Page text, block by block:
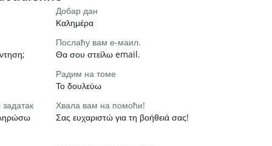
Добар дан
Καλημέρα
Послаћу вам е-маил.
Θα σου στείλω email.
Радим на томе
Το δουλεύω
Хвала вам на помоћи!
Σας ευχαριστώ για τη βοήθειά σας!